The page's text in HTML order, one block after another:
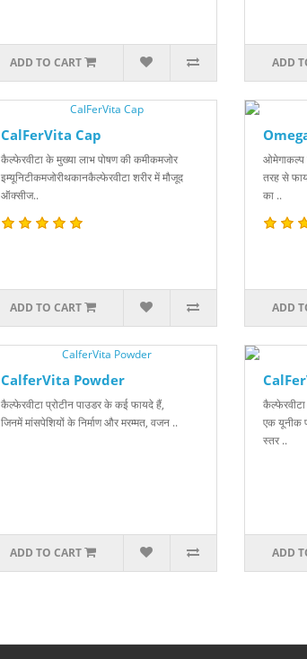
ADD TO CART ADD
CalFerVita Cap
कैल्फेरवीटा के मुख्या लाभ पोषण की कमीकमजोर
इम्यूनिटीकमजोरीथकानकैल्फेरवीटा शरीर में मौजूद
ऑक्सीज..
ADD TO CART
ओमेगाकल्प
तरह से
का ..
ADD
CalferVita Powder
कैल्फे र वीटा प्रोटीन पाउडर के कई फायदे हैं,
जिनमें मांसपेशियों के निर्माण और मरम्मत, वजन ..
ADD TO CART
एक यूनीक
स्तर ..
ADD